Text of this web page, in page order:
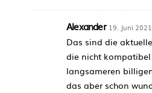
Alexander 19. Juni
Das sind die
die nicht
langsameren
das aber schon